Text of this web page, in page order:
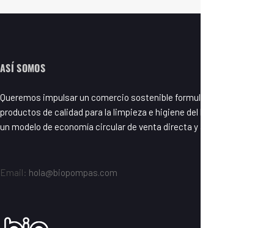
ASÍ SOMOS
Queremos impulsar un comercio sostenible formulando y fabricando
productos de calidad para la limpieza e higiene del hogar basados en
un modelo de economía circular de venta directa y a granel.
Email: hola@biopompas.com